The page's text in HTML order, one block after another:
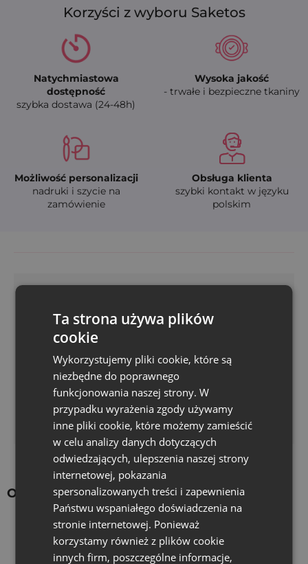
Korzyści z wyboru Saketos
Natychmiastowa
dostępność
szybka dostawa (24-48h)
Wysoka jakość
- trwałe i bezpieczne tkaniny
Możliwość personalizacji
nadruki i szycie na
zamówienie
Obsługa klienta
szybki kontakt w języku
polskim
Czy potrzebujesz niestandardowej tkaniny,
rozmiaru lub koloru?
Przejdź do formularza zamówienia indywidualnego.
Wypełnij formularz
Ostatnio oglądane produkty
Ta strona używa plików
cookie
Wykorzystujemy pliki cookie, które są
niezbędne do poprawnego
funkcjonowania naszej strony. W
przypadku wyrażenia zgody używamy
inne pliki cookie, które możemy zamieścić
w celu analizy danych dotyczących
odwiedzających, ulepszenia naszej strony
internetowej, pokazania
spersonalizowanych treści i zapewnienia
Państwu wspaniałego doświadczenia na
stronie internetowej. Ponieważ
korzystamy również z plików cookie
innych firm, poszczególne informacje,